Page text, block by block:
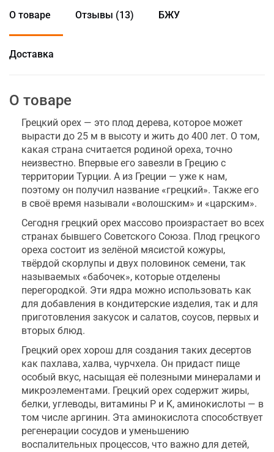
О товаре Отзывы (13) БЖУ
Доставка
О товаре
Грецкий орех — это плод дерева, которое может
вырасти до 25 м в высоту и жить до 400 лет. О том,
какая страна считается родиной ореха, точно
неизвестно. Впервые его завезли в Грецию с
территории Турции. А из Греции — уже к нам,
поэтому он получил название «грецкий». Также его
в своё время называли «волошским» и «царским».
Сегодня грецкий орех массово произрастает во всех
странах бывшего Советского Союза. Плод грецкого
ореха состоит из зелёной мясистой кожуры,
твёрдой скорлупы и двух половинок семени, так
называемых «бабочек», которые отделены
перегородкой. Эти ядра можно использовать как
для добавления в кондитерские изделия, так и для
приготовления закусок и салатов, соусов, первых и
вторых блюд.
Грецкий орех хорош для создания таких десертов
как пахлава, халва, чурчхела. Он придаст пище
особый вкус, насыщая её полезными минералами и
микроэлементами. Грецкий орех содержит жиры,
белки, углеводы, витамины P и K, аминокислоты — в
том числе аргинин. Эта аминокислота способствует
регенерации сосудов и уменьшению
воспалительных процессов, что важно для детей,